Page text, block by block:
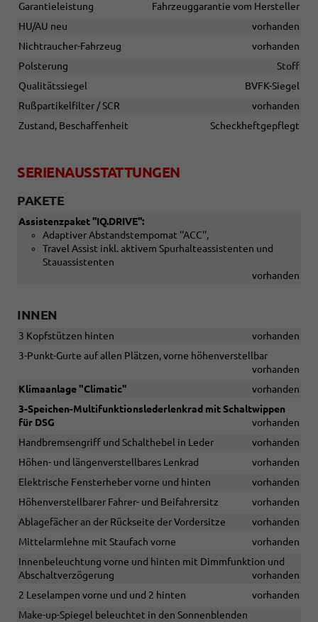
Garantieleistung
Fahrzeuggarantie vom Hersteller
HU/AU neu
vorhanden
Nichtraucher-Fahrzeug
vorhanden
Polsterung
Stoff
Qualitätssiegel
BVFK-Siegel
Rußpartikelfilter / SCR
vorhanden
Zustand, Beschaffenheit
Scheckheftgepflegt
SERIENAUSSTATTUNGEN
PAKETE
Assistenzpaket ''IQ.DRIVE'':
Adaptiver Abstandstempomat ''ACC'',
Travel Assist inkl. aktivem Spurhalteassistenten und
Stauassistenten
vorhanden
INNEN
3 Kopfstützen hinten
vorhanden
3-Punkt-Gurte auf allen Plätzen, vorne höhenverstellbar
vorhanden
Klimaanlage "Climatic"
vorhanden
3-Speichen-Multifunktionslederlenkrad mit Schaltwippen
für DSG
vorhanden
Handbremsengriff und Schalthebel in Leder
vorhanden
Höhen- und längenverstellbares Lenkrad
vorhanden
Elektrische Fensterheber vorne und hinten
vorhanden
Höhenverstellbarer Fahrer- und Beifahrersitz
vorhanden
Ablagefächer an der Rückseite der Vordersitze
vorhanden
Mittelarmlehne mit Staufach vorne
vorhanden
Innenbeleuchtung vorne und hinten mit Dimmfunktion und
Abschaltverzögerung
vorhanden
2 Leselampen vorne und und 2 hinten
vorhanden
Make-up-Spiegel beleuchtet in den Sonnenblenden